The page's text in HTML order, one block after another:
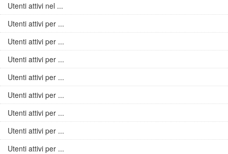
Utenti attivi nel ...
Utenti attivi per ...
Utenti attivi per ...
Utenti attivi per ...
Utenti attivi per ...
Utenti attivi per ...
Utenti attivi per ...
Utenti attivi per ...
Utenti attivi per ...